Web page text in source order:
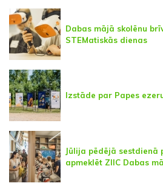
Dabas mājā skolēnu
STEMatiskās dienas
Izstāde par Papes
Jūlija pēdējā sestdienā
apmeklēt ZIIC Dabas